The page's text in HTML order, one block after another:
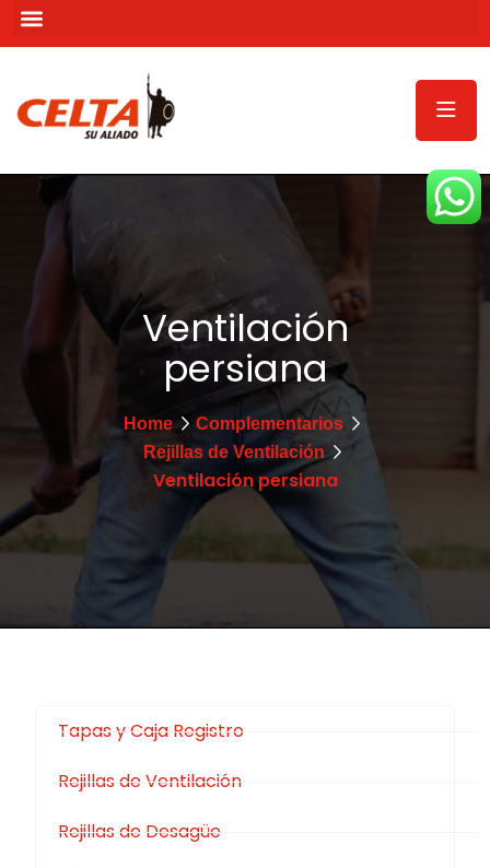
Ventilación
persiana
Home
Complementarios
Rejillas de Ventilación
Ventilación persiana
Tapas y Caja Registro
Rejillas de Ventilación
Rejillas de Desagüe